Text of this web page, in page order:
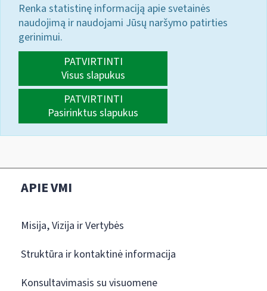
Renka statistinę informaciją apie svetainės
naudojimą ir naudojami Jūsų naršymo patirties
gerinimui.
PATVIRTINTI
Visus slapukus
PATVIRTINTI
Pasirinktus slapukus
APIE VMI
Misija, Vizija ir Vertybės
Struktūra ir kontaktinė informacija
Konsultavimasis su visuomene